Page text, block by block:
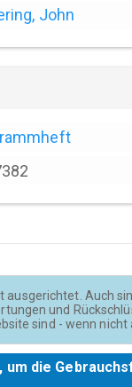
John
Auch
und
sind - wenn
die